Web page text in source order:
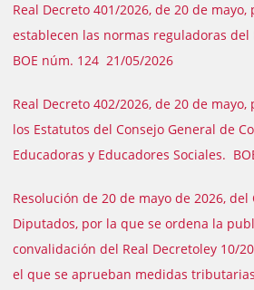
Real Decreto 401/2026, de 20 de
establecen las normas reguladoras del
BOE núm. 124 21/05/2026
Real Decreto 402/2026, de 20 de
los Estatutos del Consejo General de
Educadoras y Educadores Sociales.
Resolución de 20 de mayo de 2026, del
Diputados, por la que se ordena la
convalidación del Real Decretoley 10/
el que se aprueban medidas